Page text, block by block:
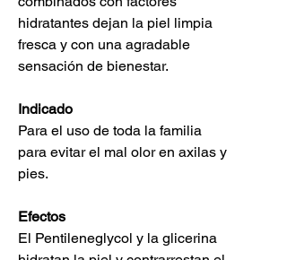
hidratantes dejan la piel limpia
fresca y con una agradable
sensación de bienestar.
Indicado
Para el uso de toda la familia
para evitar el mal olor en axilas y
pies.
Efectos
El Pentileneglycol y la glicerina